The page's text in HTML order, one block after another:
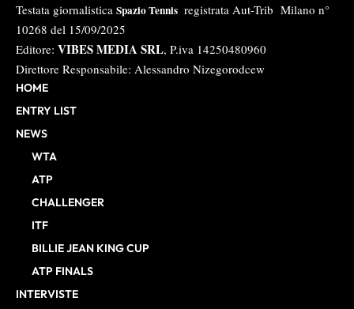
Testata giornalistica Spazio Tennis registrata Aut-Trib Milano n°
10268 del 15/09/2025
Editore: VIBES MEDIA SRL, P.iva 14250480960
Direttore Responsabile: Alessandro Nizegorodcew
HOME
ENTRY LIST
NEWS
WTA
ATP
CHALLENGER
ITF
BILLIE JEAN KING CUP
ATP FINALS
INTERVISTE